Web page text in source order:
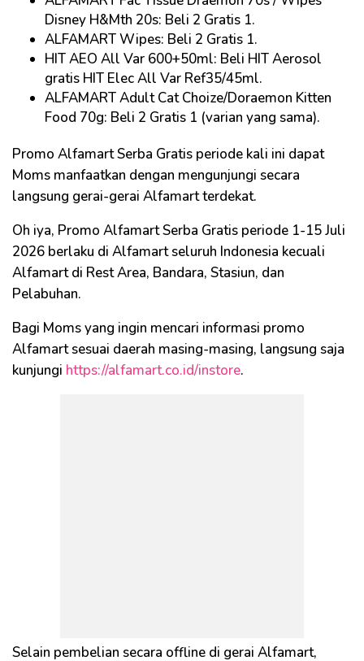
Disney H&Mth 20s: Beli 2 Gratis 1.
ALFAMART Wipes: Beli 2 Gratis 1.
HIT AEO All Var 600+50ml: Beli HIT Aerosol
gratis HIT Elec All Var Ref35/45ml.
ALFAMART Adult Cat Choize/Doraemon Kitten
Food 70g: Beli 2 Gratis 1 (varian yang sama).
Promo Alfamart Serba Gratis periode kali ini dapat
Moms manfaatkan dengan mengunjungi secara
langsung gerai-gerai Alfamart terdekat.
Oh iya, Promo Alfamart Serba Gratis periode 1-15 Juli
2026 berlaku di Alfamart seluruh Indonesia kecuali
Alfamart di Rest Area, Bandara, Stasiun, dan
Pelabuhan.
Bagi Moms yang ingin mencari informasi promo
Alfamart sesuai daerah masing-masing, langsung saja
kunjungi https://alfamart.co.id/instore.
Selain pembelian secara offline di gerai Alfamart,